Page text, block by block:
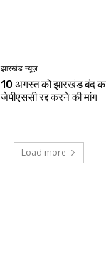
रांची में सेना के वाहन से भिड़ी
युवतियों समेत तीन की हालत
जमशेदपुर